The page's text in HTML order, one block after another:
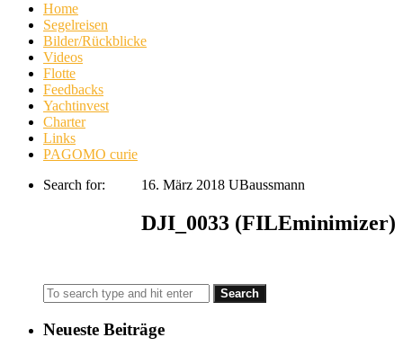
Home
Segelreisen
Bilder/Rückblicke
Videos
Flotte
Feedbacks
Yachtinvest
Charter
Links
PAGOMO curie
16. März 2018 UBaussmann
DJI_0033 (FILEminimizer)
Search for:
Neueste Beiträge